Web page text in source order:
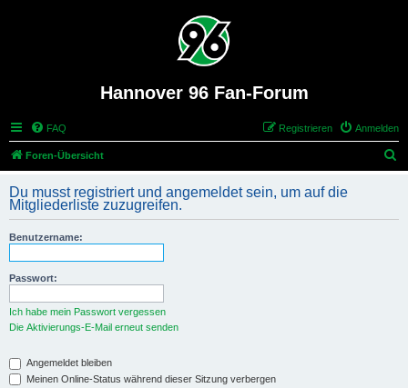
Hannover 96 Fan-Forum
FAQ Anmelden
Registrieren
Foren-Übersicht
h
Du musst registriert und angemeldet sein, um auf die
Mitgliederliste zuzugreifen.
Benutzername:
Passwort:
Ich habe mein Passwort vergessen
Die Aktivierungs-E-Mail erneut senden
Angemeldet bleiben
Meinen Online-Status während dieser Sitzung verbergen